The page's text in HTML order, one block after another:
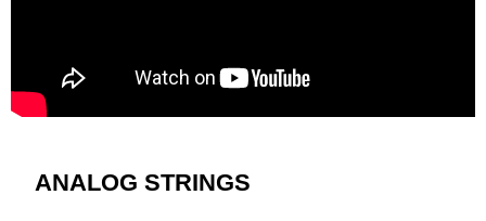
ANALOG STRINGS